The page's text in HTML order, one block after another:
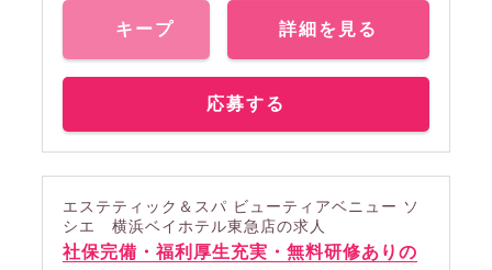
キープ 詳細を見る
応募する
エステティック＆スパ ビューティアベニュー ソ
シエ 横浜ベイホテル東急店の求人
社保完備・福利厚生充実・無料研修ありの